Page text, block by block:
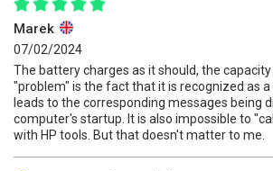
Marek
07/02/2024
The battery charges as it should, the
"problem" is the fact that it is recognized as
leads to the corresponding messages being
computer's startup. It is also impossible to
with HP tools. But that doesn't matter to me.